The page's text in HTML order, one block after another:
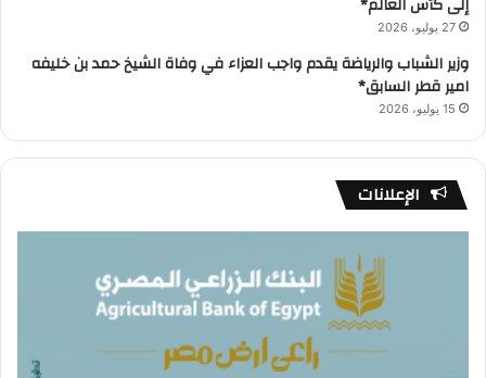
إلى كأس العالم*
27 يوليو، 2026
وزير الشباب والرياضة يقدم واجب العزاء في وفاة الشيخ حمد بن خليفه
امير قطر السابق*
15 يوليو، 2026
الإعلانات